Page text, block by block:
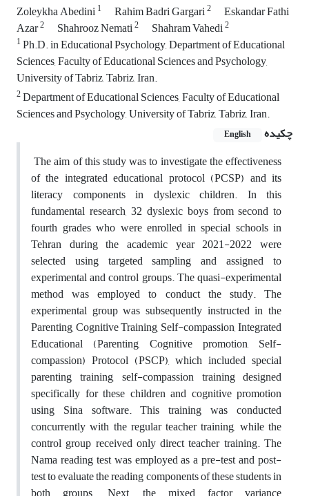
Zoleykha Abedini1 Rahim Badri Gargari2
Eskandar Fathi
Azar2 Shahrooz Nemati2 Shahram Vahedi2
1Ph.D. in Educational Psychology, Department of Educational
Sciences, Faculty of Educational Sciences and Psychology,
University of Tabriz, Tabriz, Iran.
2Department of Educational Sciences, Faculty of Educational
Sciences and Psychology, University of Tabriz, Tabriz, Iran.
چکیده
English
The aim of this study was to investigate the effectiveness
of the integrated educational protocol (PCSP) and its
literacy components in dyslexic children. In this
fundamental research, 32 dyslexic boys from second to
fourth grades who were enrolled in special schools in
Tehran during the academic year 2021-2022 were
selected using targeted sampling and assigned to
experimental and control groups. The quasi-experimental
method was employed to conduct the study. The
experimental group was subsequently instructed in the
Parenting, Cognitive Training, Self-compassion, Integrated
Educational (Parenting, Cognitive promotion, Self-
compassion) Protocol (PSCP), which included special
parenting training, self-compassion training designed
specifically for these children and cognitive promotion
using Sina software. This training was conducted
concurrently with the regular teacher training, while the
control group received only direct teacher training. The
Nama reading test was employed as a pre-test and post-
test to evaluate the reading components of these students in